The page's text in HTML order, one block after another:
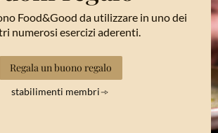
Food&Good da utilizzare in uno dei
numerosi esercizi aderenti.
Regala un buono regalo
stabilimenti membri